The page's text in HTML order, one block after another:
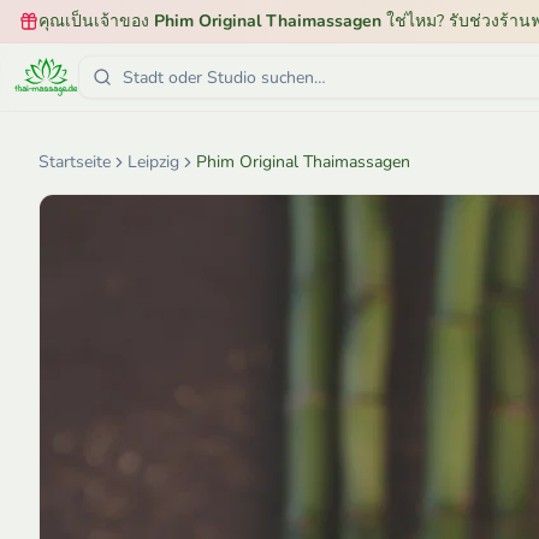
คุณเป็นเจ้าของ Phim Original Thaimassagen ใช่ไหม? รับช่วงร้าน
Startseite Leipzig Phim Original Thaimassagen